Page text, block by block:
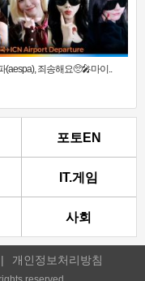
(aespa), 죄송해요🥺🎤마이..
포토EN
IT.게임
사회
| 개인정보처리방침